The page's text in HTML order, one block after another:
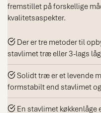
fremstillet på forskellige
kvalitetsaspekter.
Der er tre metoder til
stavlimet træ eller 3-lags
Solidt træ er et levende
formstabilt end stavlimet
En stavlimet køkkenlåge